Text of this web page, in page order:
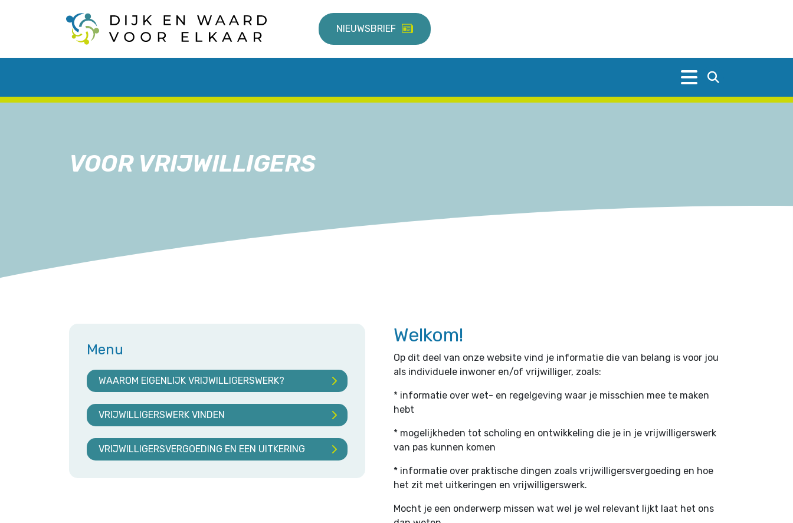
NIEUWSBRIEF
VOOR VRIJWILLIGERS
Menu
WAAROM EIGENLIJK VRIJWILLIGERSWERK?
VRIJWILLIGERSWERK VINDEN
VRIJWILLIGERSVERGOEDING EN EEN UITKERING
Welkom!
Op dit deel van onze website vind je informatie die van belang is voor jou
als individuele inwoner en/of vrijwilliger, zoals:
* informatie over wet- en regelgeving waar je misschien mee te maken
hebt
* mogelijkheden tot scholing en ontwikkeling die je in je vrijwilligerswerk
van pas kunnen komen
* informatie over praktische dingen zoals vrijwilligersvergoeding en hoe
het zit met uitkeringen en vrijwilligerswerk.
Mocht je een onderwerp missen wat wel je wel relevant lijkt laat het ons